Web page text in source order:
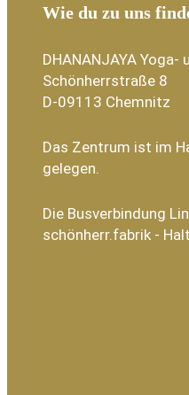
Wie du zu uns
DHANANJAYA
Schönherrstraße 8
D-09113 Chemnitz
Das Zentrum ist im
gelegen.
Die Busverbindung
schönherr.fabrik -